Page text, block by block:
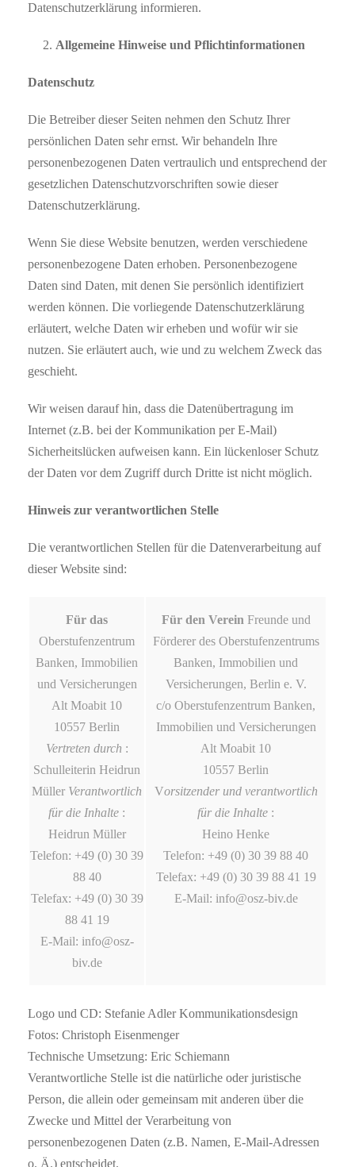
Datenschutzerklärung informieren.
Allgemeine Hinweise und Pflichtinformationen
Datenschutz
Die Betreiber dieser Seiten nehmen den Schutz Ihrer
persönlichen Daten sehr ernst. Wir behandeln Ihre
personenbezogenen Daten vertraulich und entsprechend der
gesetzlichen Datenschutzvorschriften sowie dieser
Datenschutzerklärung.
Wenn Sie diese Website benutzen, werden verschiedene
personenbezogene Daten erhoben. Personenbezogene
Daten sind Daten, mit denen Sie persönlich identifiziert
werden können. Die vorliegende Datenschutzerklärung
erläutert, welche Daten wir erheben und wofür wir sie
nutzen. Sie erläutert auch, wie und zu welchem Zweck das
geschieht.
Wir weisen darauf hin, dass die Datenübertragung im
Internet (z.B. bei der Kommunikation per E-Mail)
Sicherheitslücken aufweisen kann. Ein lückenloser Schutz
der Daten vor dem Zugriff durch Dritte ist nicht möglich.
Hinweis zur verantwortlichen Stelle
Die verantwortlichen Stellen für die Datenverarbeitung auf
dieser Website sind:
Für das
Oberstufenzentrum
Banken, Immobilien
und Versicherungen
Alt Moabit 10
10557 Berlin
Vertreten durch :
Schulleiterin Heidrun
Müller Verantwortlich
für die Inhalte :
Heidrun Müller
Telefon: +49 (0) 30 39
88 40
Telefax: +49 (0) 30 39
88 41 19
E-Mail: info@osz-
biv.de
Für den Verein Freunde und
Förderer des Oberstufenzentrums
Banken, Immobilien und
Versicherungen, Berlin e. V.
c/o Oberstufenzentrum Banken,
Immobilien und Versicherungen
Alt Moabit 10
10557 Berlin
Vorsitzender und verantwortlich
für die Inhalte :
Heino Henke
Telefon: +49 (0) 30 39 88 40
Telefax: +49 (0) 30 39 88 41 19
E-Mail: info@osz-biv.de
Logo und CD: Stefanie Adler Kommunikationsdesign
Fotos: Christoph Eisenmenger
Technische Umsetzung: Eric Schiemann
Verantwortliche Stelle ist die natürliche oder juristische
Person, die allein oder gemeinsam mit anderen über die
Zwecke und Mittel der Verarbeitung von
personenbezogenen Daten (z.B. Namen, E-Mail-Adressen
o. Ä.) entscheidet.